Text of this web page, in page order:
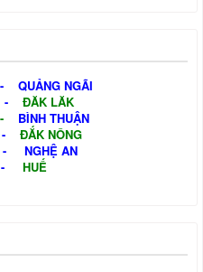
- QUẢNG NGÃI
ĐĂK LĂK
BÌNH THUẬN
ĐẮK NÔNG
-
NGHỆ AN
HUẾ